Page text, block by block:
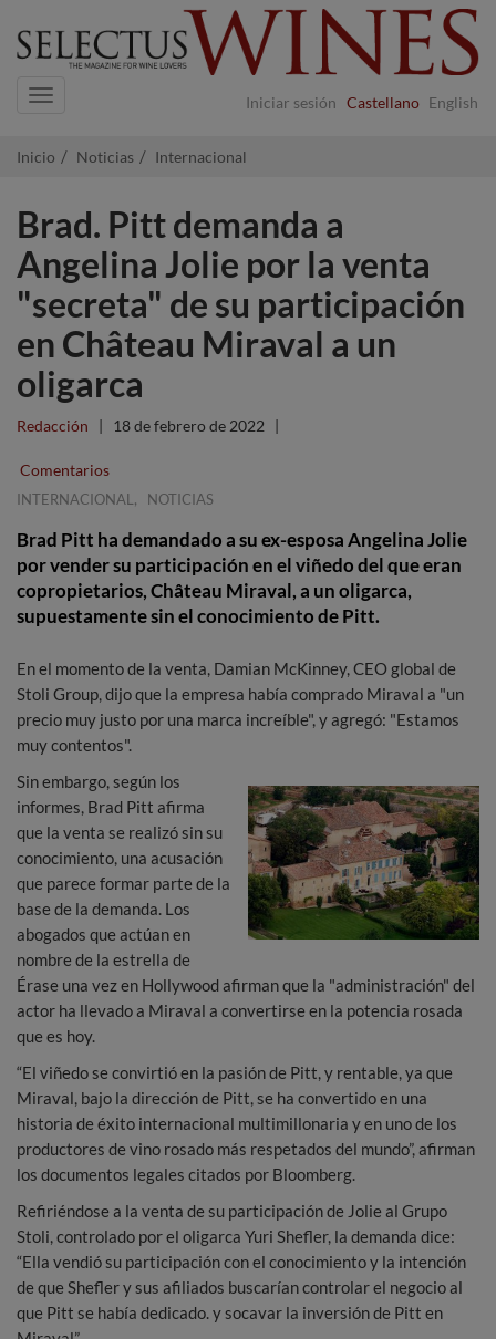
Iniciar sesión Castellano English
Navigation
Inicio Noticias Internacional
Brad. Pitt demanda a
Angelina Jolie por la venta
"secreta" de su participación
en Château Miraval a un
oligarca
Redacción | 18 de febrero de 2022 |
Comentarios
INTERNACIONAL , NOTICIAS
Brad Pitt ha demandado a su ex-esposa Angelina Jolie
por vender su participación en el viñedo del que eran
copropietarios, Château Miraval, a un oligarca,
supuestamente sin el conocimiento de Pitt.
En el momento de la venta, Damian McKinney, CEO global de
Stoli Group, dijo que la empresa había comprado Miraval a "un
precio muy justo por una marca increíble", y agregó: "Estamos
muy contentos".
Sin embargo, según los
informes, Brad Pitt afirma
que la venta se realizó sin su
conocimiento, una acusación
que parece formar parte de la
base de la demanda. Los
abogados que actúan en
nombre de la estrella de
Érase una vez en Hollywood afirman que la "administración" del
actor ha llevado a Miraval a convertirse en la potencia rosada
que es hoy.
“El viñedo se convirtió en la pasión de Pitt, y rentable, ya que
Miraval, bajo la dirección de Pitt, se ha convertido en una
historia de éxito internacional multimillonaria y en uno de los
productores de vino rosado más respetados del mundo”, afirman
los documentos legales citados por Bloomberg.
Refiriéndose a la venta de su participación de Jolie al Grupo
Stoli, controlado por el oligarca Yuri Shefler, la demanda dice:
“Ella vendió su participación con el conocimiento y la intención
de que Shefler y sus afiliados buscarían controlar el negocio al
que Pitt se había dedicado. y socavar la inversión de Pitt en